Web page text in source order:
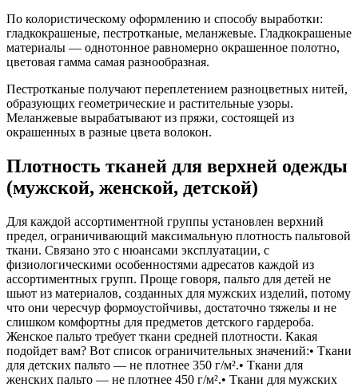
По колористическому оформлению и способу выработки:
гладкокрашеные, пестротканые, меланжевые. Гладкокрашеные
материалы — однотонное равномерно окрашенное полотно,
цветовая гамма самая разнообразная.
Пестротканые получают переплетением разноцветных нитей,
образующих геометрические и растительные узоры.
Меланжевые вырабатывают из пряжи, состоящей из
окрашенных в разные цвета волокон.
Плотность тканей для верхней одежды
(мужской, женской, детской)
Для каждой ассортиментной группы установлен верхний
предел, ограничивающий максимальную плотность пальтовой
ткани. Связано это с нюансами эксплуатации, с
физиологическими особенностями адресатов каждой из
ассортиментных групп. Проще говоря, пальто для детей не
шьют из материалов, созданных для мужских изделий, потому
что они чересчур формоустойчивы, достаточно тяжелы и не
слишком комфортны для предметов детского гардероба.
Женское пальто требует ткани средней плотности. Какая
подойдет вам? Вот список ограничительных значений:• Ткани
для детских пальто — не плотнее 350 г/м².• Ткани для
женских пальто — не плотнее 450 г/м².• Ткани для мужских